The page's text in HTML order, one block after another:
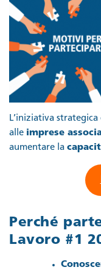
L’iniziativa
alle imprese
aumentare la
Perché
Lavoro #1